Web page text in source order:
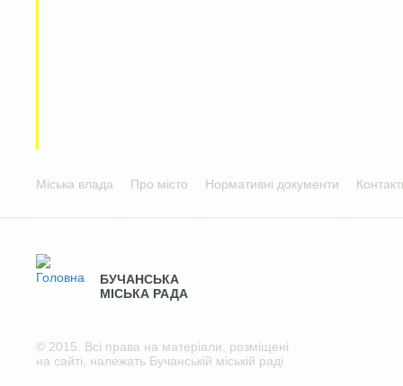
Міська влада Про місто Нормативні документи
БУЧАНСЬКА
МІСЬКА РАДА
© 2015. Всі права на матеріали, розміщені
на сайті, належать Бучанській міській раді